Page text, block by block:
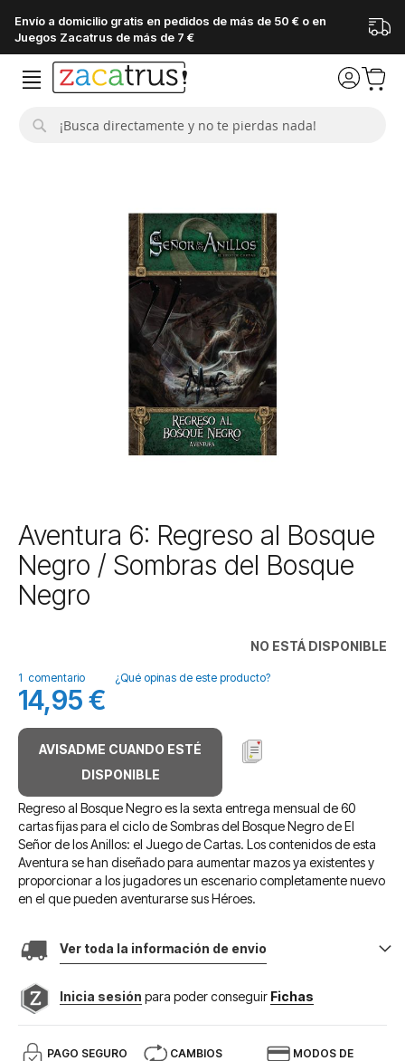
Envío a domicilio gratis en pedidos de más de 50 € o en
Juegos Zacatrus de más de 7 €
Saltar
al
comienzo
la
Aventura 6: Regreso al Bosque
Negro / Sombras del Bosque
Negro
NO ESTÁ DISPONIBLE
1 comentario ¿Qué opinas de este producto?
14,95 €
AVISADME CUANDO ESTÉ
DISPONIBLE
Regreso al Bosque Negro es la sexta entrega mensual de 60
cartas fijas para el ciclo de Sombras del Bosque Negro de El
Señor de los Anillos: el Juego de Cartas. Los contenidos de esta
Aventura se han diseñado para aumentar mazos ya existentes y
proporcionar a los jugadores un escenario completamente nuevo
en el que pueden aventurarse sus Héroes.
Ver toda la información de envio
Inicia sesión para poder conseguir Fichas
PAGO SEGURO CAMBIOS MODOS DE